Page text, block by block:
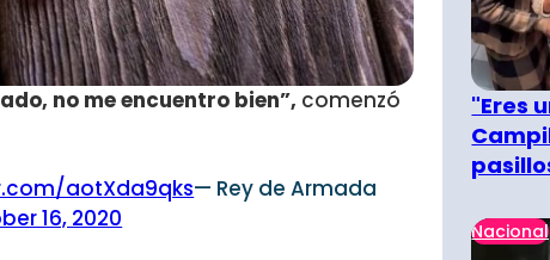
no me encuentro bien”, comenzó
aotXda9qks— Rey de Armada
16, 2020
"Eres
Nacional